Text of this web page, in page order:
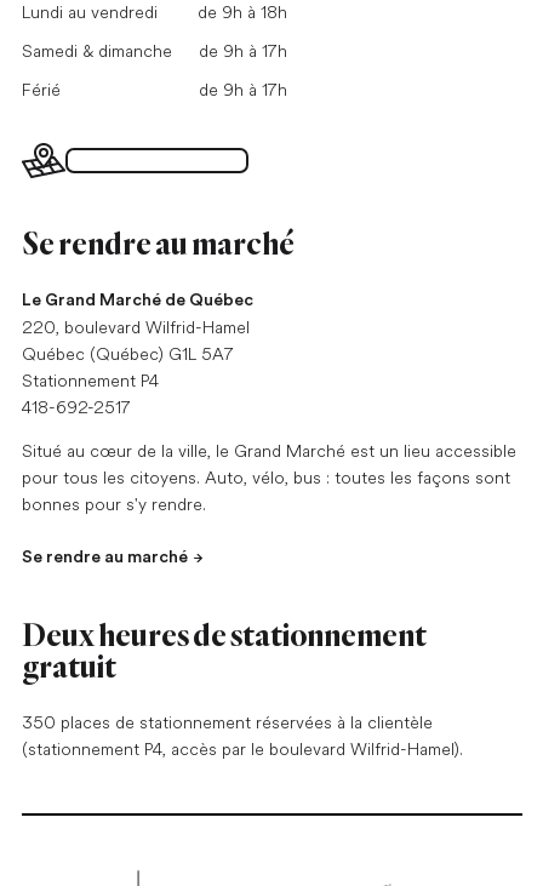
Lundi au vendredi
de 9h à 18h
Samedi & dimanche
de 9h à 17h
Férié
de 9h à 17h
Plan du Grand Marché
Se rendre au marché
Le Grand Marché de Québec
220, boulevard Wilfrid-Hamel
Québec (Québec) G1L 5A7
Stationnement P4
418-692-2517
Situé au cœur de la ville, le Grand Marché est un lieu accessible
pour tous les citoyens. Auto, vélo, bus : toutes les façons sont
bonnes pour s'y rendre.
Se rendre au marché
Deux heures de stationnement
gratuit
350 places de stationnement réservées à la clientèle
(stationnement P4, accès par le boulevard Wilfrid-Hamel).